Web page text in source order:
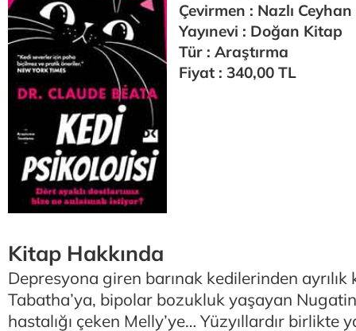
Çevirmen : Nazlı
Yayınevi : Doğan Kitap
Tür : Araştırma
Fiyat : 340,00 TL
Kitap Hakkında
Depresyona giren barınak kedilerinden ayrılık
Tabatha’ya, bipolar bozukluk yaşayan
hastalığı çeken Melly’ye… Yüzyıllardır birlikte